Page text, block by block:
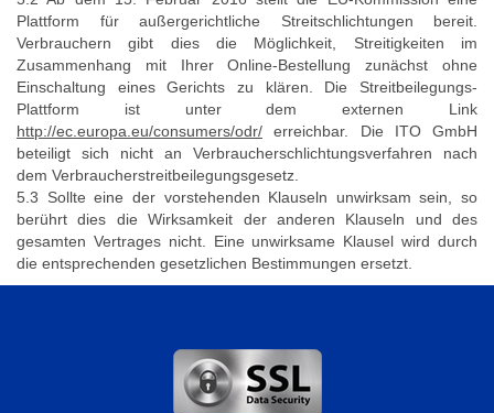
Plattform für außergerichtliche Streitschlichtungen bereit.
Verbrauchern gibt dies die Möglichkeit, Streitigkeiten im
Zusammenhang mit Ihrer Online-Bestellung zunächst ohne
Einschaltung eines Gerichts zu klären. Die Streitbeilegungs-
Plattform ist unter dem externen Link
http://ec.europa.eu/consumers/odr/ erreichbar. Die ITO GmbH
beteiligt sich nicht an Verbraucherschlichtungsverfahren nach
dem Verbraucherstreitbeilegungsgesetz.
5.3 Sollte eine der vorstehenden Klauseln unwirksam sein, so
berührt dies die Wirksamkeit der anderen Klauseln und des
gesamten Vertrages nicht. Eine unwirksame Klausel wird durch
die entsprechenden gesetzlichen Bestimmungen ersetzt.